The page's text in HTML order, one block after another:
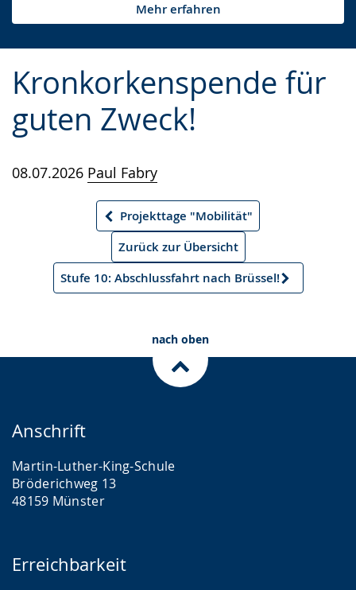
Mehr erfahren
Kronkorkenspende für
guten Zweck!
08.07.2026 Paul Fabry
Vorheriger
Artikel
Projekttage "Mobilität"
Zurück zur Übersicht
Stufe 10: Abschlussfahrt nach Brüssel!
Nächster
nach oben
Anschrift
Martin-Luther-King-Schule
Bröderichweg 13
48159 Münster
Erreichbarkeit